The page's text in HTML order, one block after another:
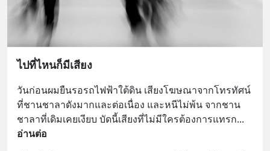
ไปที่ไหนก็มีเสียง
วันก่อนผมยืนรอรถไฟฟ้าใต้ดิน เสียงโฆษณาจากโทรทัศน์
ที่ชานชาลาดังมากและต่อเนื่อง และหนีไม่พ้น จากชาน
ชาลาที่เดิมเคยเงียบ บัดนี้เสียงที่ไม่มีใครต้องการแทรก
อ่านต่อ